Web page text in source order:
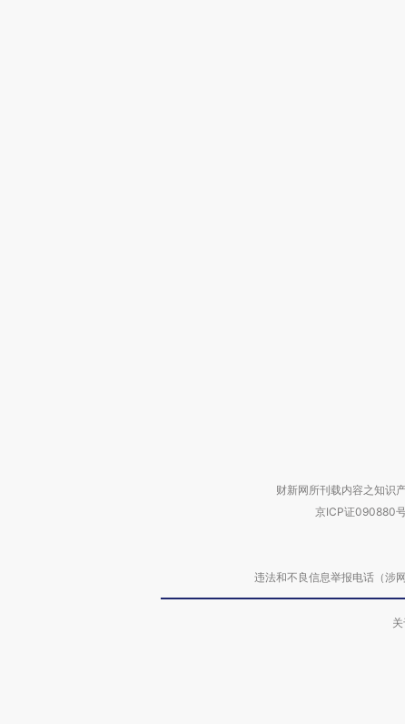
财新网所刊载内容之知识
京ICP证090880
违法和不良信息举报电话（